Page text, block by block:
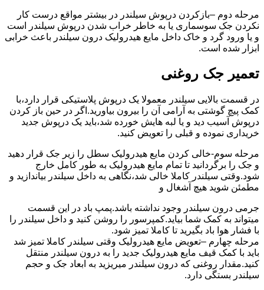
مرحله دوم –بازکردن درپوش سیلندر در بیشتر مواقع درست کار
نکردن جک سوسماری یا به خاطر خراب شدن درپوش سیلندر است
و یا ورود گرد و خاک داخل مایع هیدرولیک درون سیلندر باعث خرابی
ابزار شده است.
تعمیر جک روغنی
در قسمت بالایی سیلندر معمولا یک درپوش پلاستیکی قرار دارد،با
کمک پیچ گوشتی به آرامی آن را بیرون بیاورید.اگر در حین باز کردن
درپوش آسیب دید و یا لبه هایش خورده شد،باید یک درپوش جدید
خریداری نموده و قبلی را تعویض کنید.
مرحله سوم-خالی کردن مایع هیدرولیک سطل را زیر جک قرار دهید
و جک را برگردانید تا تمام مایع هیدرولیک به طور کامل خارج
شود.وقتی سیلندر کاملا خالی شد،نگاهی به داخل سیلندر بیاندازید و
مطمئن شوید هیچ آشغال و
جرمی درون سیلندر وجود نداشته باشد.پمپ باد در این قسمت
میتواند به کمک شما بیاید.کمپرسور را روشن کنید و داخل سیلندر را
با فشار هوا باد بگیرید تا کاملا تمیز شود.
مرحله چهارم –تعویض مایع هیدرولیک وقتی سیلندر کاملا تمیز شد
باید با کمک قیف مایع هیدرولیک جدید را به درون سیلندر منتقل
کنید.مقدار روغنی که درون سیلندر میریزید به ابعاد جک و حجم
سیلندر بستگی دارد.